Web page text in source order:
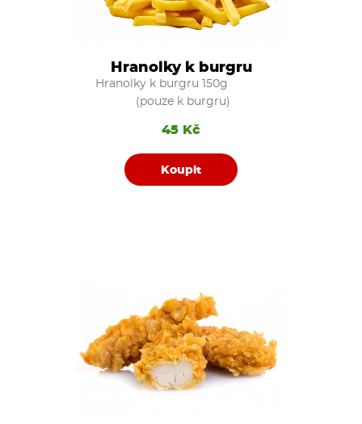
Hranolky k burgru
Hranolky k burgru 150g
(pouze k burgru)
45 Kč
Koupit